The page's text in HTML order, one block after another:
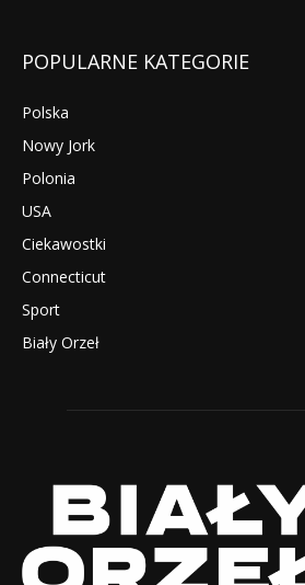
POPULARNE KATEGORIE
Polska
Nowy Jork
Polonia
USA
Ciekawostki
Connecticut
Sport
Biały Orzeł